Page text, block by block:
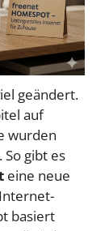
geändert.
auf
wurden
gibt es
eine neue
basiert